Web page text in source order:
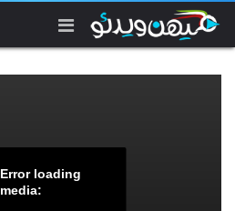
Error loading
media: